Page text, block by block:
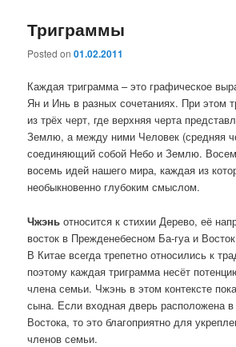
Триграммы
Posted on01.02.2011
Каждая триграмма – это графическое
Ян и Инь в разных сочетаниях. При этом
из трёх черт, где верхняя черта
Землю, а между ними Человек (средняя
соединяющий собой Небо и Землю.
восемь идей нашего мира, каждая из
необыкновенно глубоким смыслом.
Чжэнь относится к стихии Дерево, её
восток в Прежденебесном Ба-гуа и
В Китае всегда трепетно относились к
поэтому каждая триграмма несёт
члена семьи. Чжэнь в этом контексте
сына. Если входная дверь расположена в
Востока, то это благоприятно для
членов семьи.